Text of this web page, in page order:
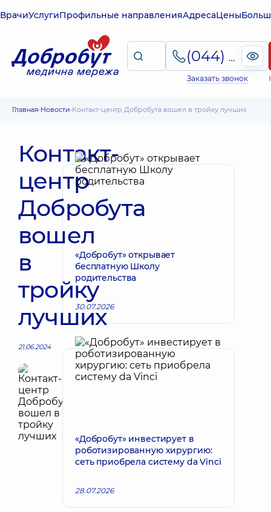
ВрачиУслугиПрофильные направленияАдресаЦены
(044) 495-2-888
Заказать звонок
Главная Новости Контакт-центр Добробута вошел в тройку лучших
Контакт-
центр
Добробута
вошел
в
тройку
лучших
21.06.2024
«Добробут» открывает
бесплатную Школу
родительства
30.07.2026
«Добробут» инвестирует в
роботизированную хирургию:
сеть приобрела систему da Vinci
28.07.2026